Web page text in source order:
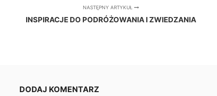
NASTĘPNY ARTYKUŁ
INSPIRACJE DO PODRÓŻOWANIA I ZWIEDZANIA
DODAJ KOMENTARZ